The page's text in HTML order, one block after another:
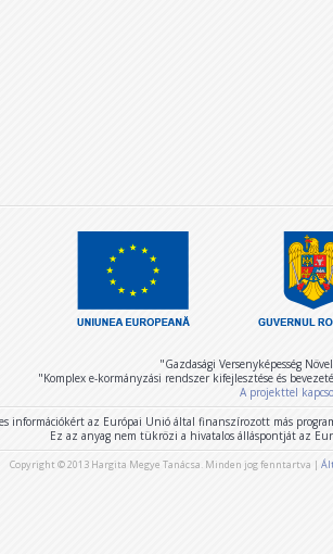
"Gazdasági Versenyképesség
"Komplex e-kormányzási rendszer kifejlesztése és
A projekttel
információkért az Európai Unió által finanszírozott más
Ez az anyag nem tükrözi a hivatalos álláspontját az
Copyright © 2013 Hargita Megye Tanácsa. Minden jog fenntartva |